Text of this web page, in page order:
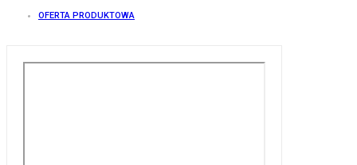
OFERTA PRODUKTOWA